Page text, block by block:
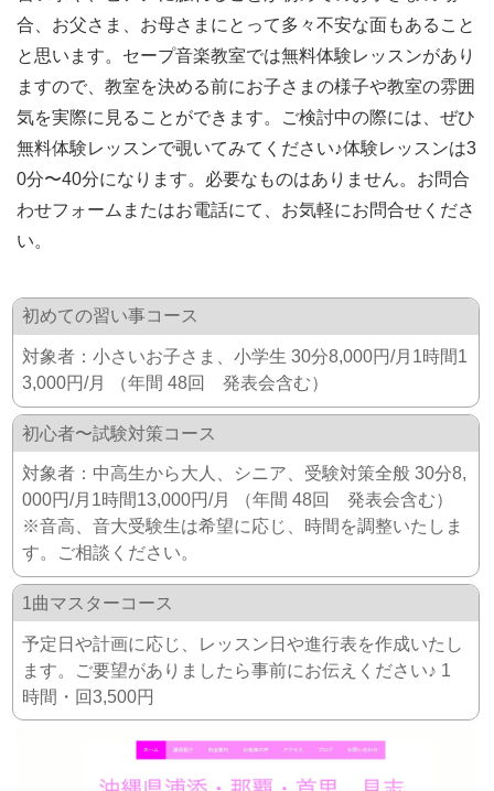
合、お父さま、お母さまにとって多々不安な面もあること
と思います。セープ音楽教室では無料体験レッスンがあり
ますので、教室を決める前にお子さまの様子や教室の雰囲
気を実際に見ることができます。ご検討中の際には、ぜひ
無料体験レッスンで覗いてみてください♪体験レッスンは3
0分〜40分になります。必要なものはありません。お問合
わせフォームまたはお電話にて、お気軽にお問合せくださ
い。
初めての習い事コース
対象者：小さいお子さま、小学生 30分8,000円/月1時間1
3,000円/月 （年間 48回 発表会含む）
初心者〜試験対策コース
対象者：中高生から大人、シニア、受験対策全般 30分8,
000円/月1時間13,000円/月 （年間 48回 発表会含む）
※音高、音大受験生は希望に応じ、時間を調整いたしま
す。ご相談ください。
1曲マスターコース
予定日や計画に応じ、レッスン日や進行表を作成いたし
ます。ご要望がありましたら事前にお伝えください♪ 1
時間・回3,500円